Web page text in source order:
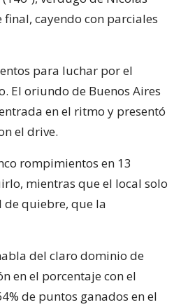
final, cayendo con parciales
para luchar por el
El oriundo de Buenos Aires
en el ritmo y presentó
el drive.
rompimientos en 13
mientras que el local solo
quiebre, que la
del claro dominio de
en el porcentaje con el
de puntos ganados en el